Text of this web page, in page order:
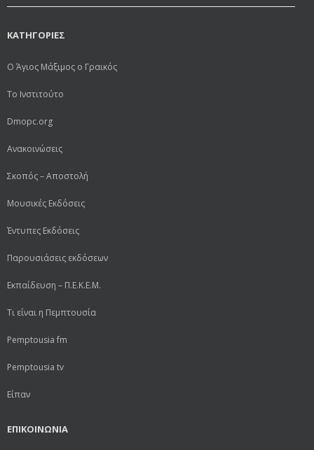
ΚΑΤΗΓΟΡΙΕΣ
Ο Άγιος Μάξιμος ο Γραικός
Το Ινστιτούτο
Dmopc.org
Ανακοινώσεις
Σκοπός – Αποστολή
Μουσικές Εκδόσεις
Έντυπες Εκδόσεις
Παρουσιάσεις εκδόσεων
Εκπαίδευση – Π.Ε.Κ.Ε.Μ.
Τι είναι η Πεμπτουσία
Pemptousia fm
Pemptousia tv
Είπαν
ΕΠΙΚΟΙΝΩΝΙΑ